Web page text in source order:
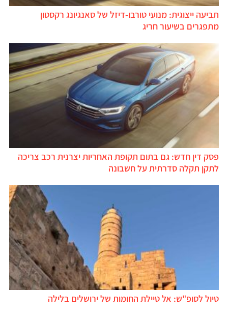
תביעה ייצוגית: מנועי טורבו-דיזל של סאנגיונג רקסטון
מתפגרים בשיעור חריג
פסק דין חדש: גם בתום תקופת האחריות יצרנית רכב צריכה
לתקן תקלה סדרתית על חשבונה
טיול לסופ"ש: אל טיילת החומות של ירושלים בלילה